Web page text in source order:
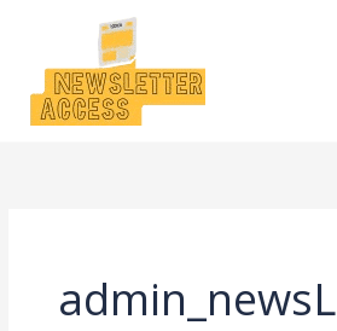
contenu
admin_newsL